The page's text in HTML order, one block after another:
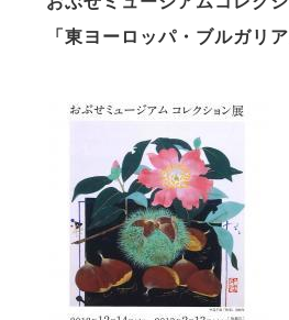
「東ヨーロッパ・ブルガリ